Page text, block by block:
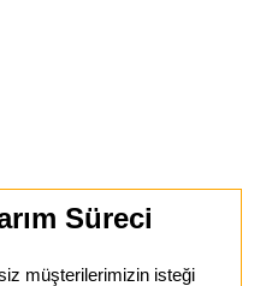
Süreci
müşterilerimizin isteği